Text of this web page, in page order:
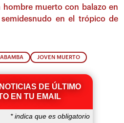
hombre muerto con balazo en
en el trópico de
JOVEN MUERTO
DE ÚLTIMO
EN TU EMAIL
*indica que es obligatorio